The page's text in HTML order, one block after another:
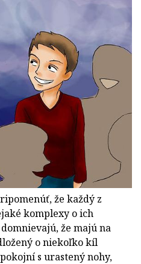
že každý z
komplexy o ich
že majú na
o niekoľko kíl
s urastený nohy,